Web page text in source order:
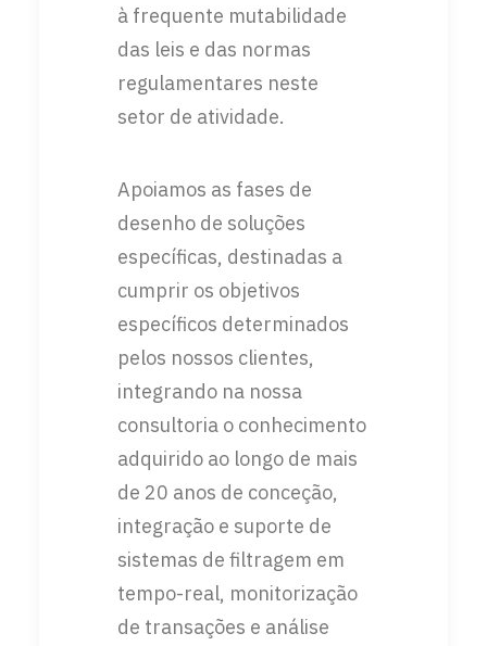
à frequente mutabilidade
das leis e das normas
regulamentares neste
setor de atividade.
Apoiamos as fases de
desenho de soluções
específicas, destinadas a
cumprir os objetivos
específicos determinados
pelos nossos clientes,
integrando na nossa
consultoria o conhecimento
adquirido ao longo de mais
de 20 anos de conceção,
integração e suporte de
sistemas de filtragem em
tempo-real, monitorização
de transações e análise